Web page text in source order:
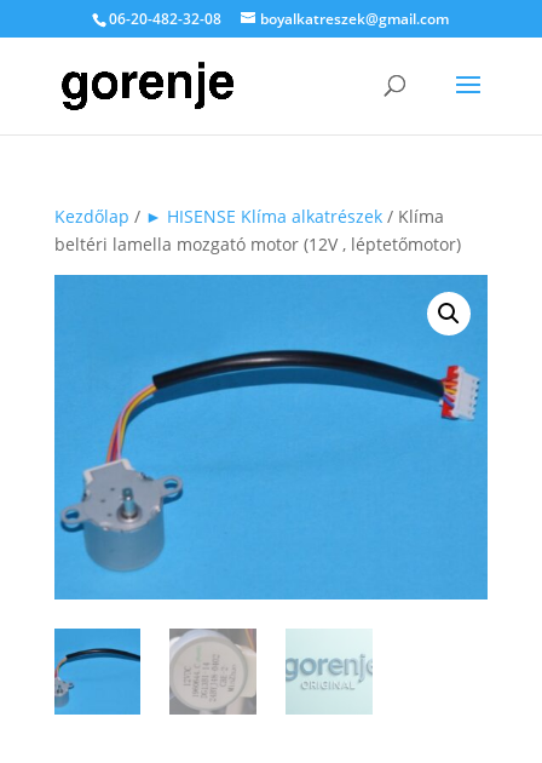
06-20-482-32-08 boyalkatreszek@gmail.com
Kezdőlap / ► HISENSE Klíma alkatrészek/ Klíma
beltéri lamella mozgató motor (12V , léptetőmotor)